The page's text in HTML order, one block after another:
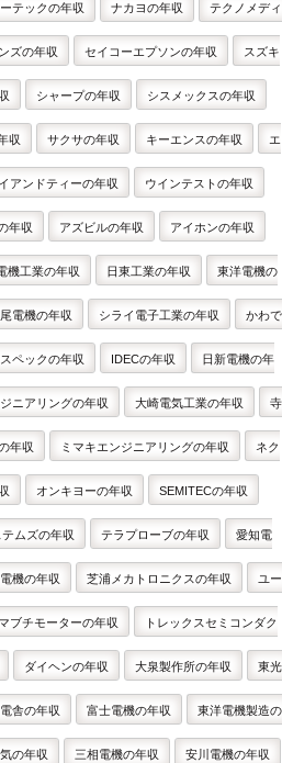
テックの年収 ナカヨの年収 テクノメディ
ズの年収 セイコーエプソンの年収 スズキ
シャープの年収 シスメックスの年収
収 サクサの年収 キーエンスの年収 エ
アンドティーの年収 ウインテストの年収
年収 アズビルの年収 アイホンの年収
機工業の年収 日東工業の年収 東洋電機の
電機の年収 シライ電子工業の年収 かわで
ペックの年収 IDECの年収 日新電機の年
ニアリングの年収 大崎電気工業の年収 寺
年収 ミマキエンジニアリングの年収 ネク
オンキヨーの年収 SEMITECの年収
ムズの年収 テラプローブの年収 愛知電
機の年収 芝浦メカトロニクスの年収 ユー
マブチモーターの年収 トレックスセミコンダク
ダイヘンの年収 大泉製作所の年収 東光
舎の年収 富士電機の年収 東洋電機製造の
の年収 三相電機の年収 安川電機の年収